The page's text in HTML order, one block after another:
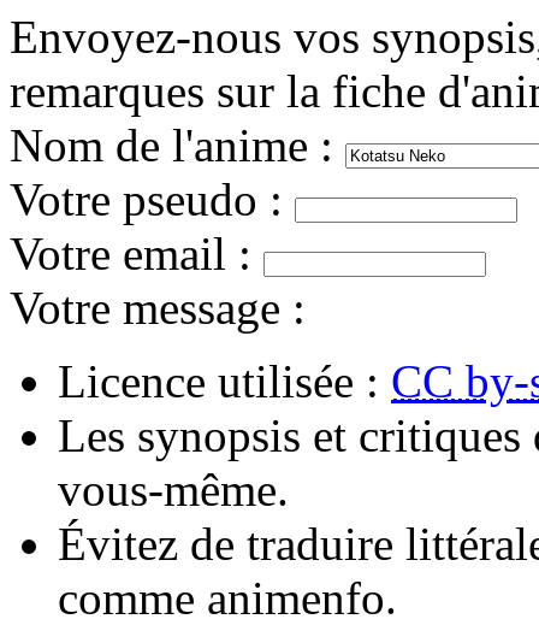
Envoyez-nous vos
remarques sur la fiche
Nom de l'anime :
Votre pseudo :
Votre email :
Votre message :
Licence utilisée : CC by-
Les synopsis et
vous-même.
Évitez de traduire
comme animenfo.